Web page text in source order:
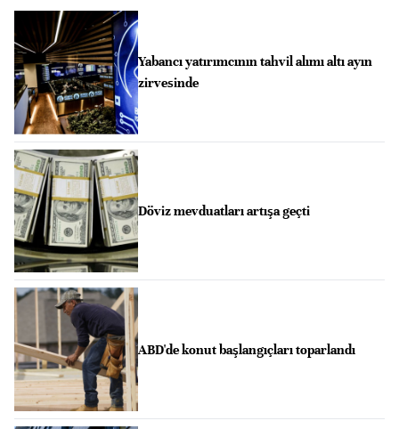
Yabancı yatırımcının tahvil alımı altı ayın
zirvesinde
Döviz mevduatları artışa geçti
ABD'de konut başlangıçları toparlandı